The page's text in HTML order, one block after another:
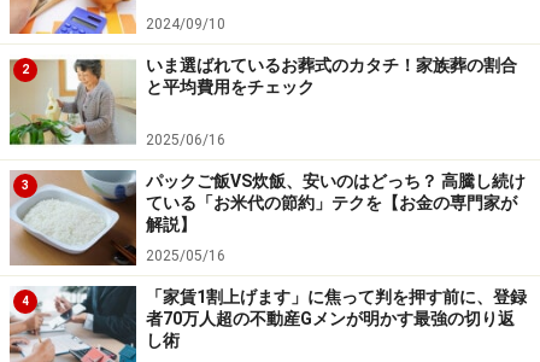
また、ふるさと納税は自治体に対する寄付です。被災地
支援などの寄付もふるさと納税を通して行えます。損得
だけでなく、自治体を応援するという考え方もできま
す。長く付き合える寄付先を探すのもよいでしょう。
2025年10月からふるさと納税に対するポイント付与がな
くなり、ふるさと納税のお得度が減ると思われています
が、その影響は小さいものです。
ふるさと納税の仕組みを考えると、納税者にとってかな
りお得な制度であることに間違いはありません。自治体
2024/09/10
2
いま選ばれているお葬式のカタチ！家族葬の割合
と平均費用をチェック
2025/06/16
3
パックご飯VS炊飯、安いのはどっち？ 高騰し続け
ている「お米代の節約」テクを【お金の専門家が
解説】
2025/05/16
4
「家賃1割上げます」に焦って判を押す前に、登録
者70万人超の不動産Gメンが明かす最強の切り返
し術